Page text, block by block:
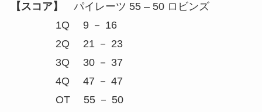
【スコア】 パイレーツ 55 – 50 ロビンズ
1Q 9 － 16
2Q 21 － 23
3Q 30 － 37
4Q 47 － 47
OT 55 － 50